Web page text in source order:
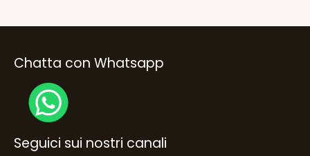
Chatta con Whatsapp
Seguici sui nostri canali